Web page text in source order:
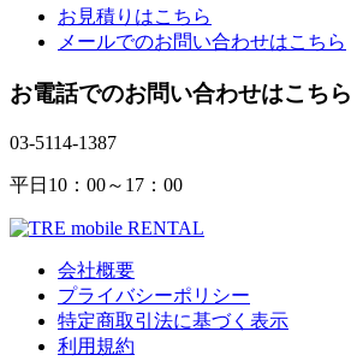
お見積りはこちら
メールでのお問い合わせはこちら
お電話でのお問い合わせはこちら
03-5114-1387
平日10：00～17：00
会社概要
プライバシーポリシー
特定商取引法に基づく表示
利用規約